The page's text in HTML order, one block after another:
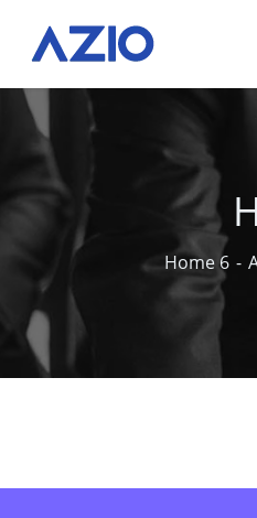
H
Home 6